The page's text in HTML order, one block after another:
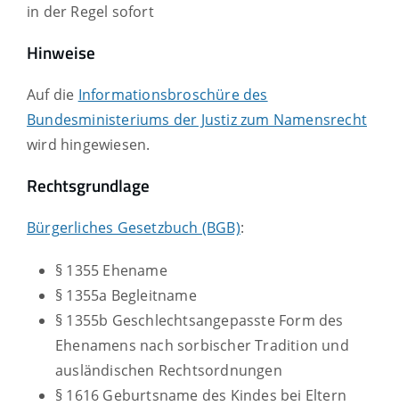
in der Regel sofort
Hinweise
Auf die Informationsbroschüre des
Bundesministeriums der Justiz zum Namensrecht
wird hingewiesen.
Rechtsgrundlage
Bürgerliches Gesetzbuch (BGB):
§ 1355 Ehename
§ 1355a Begleitname
§ 1355b Geschlechtsangepasste Form des
Ehenamens nach sorbischer Tradition und
ausländischen Rechtsordnungen
§ 1616 Geburtsname des Kindes bei Eltern